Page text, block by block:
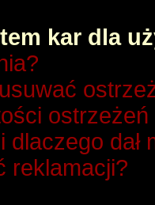
kar dla
dał
reklamacji?